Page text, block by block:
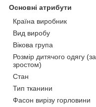
Основні атрибути
Країна виробник
Вид виробу
Вікова група
Розмір дитячого одягу (за
зростом)
Стан
Тип тканини
Фасон вирізу горловини